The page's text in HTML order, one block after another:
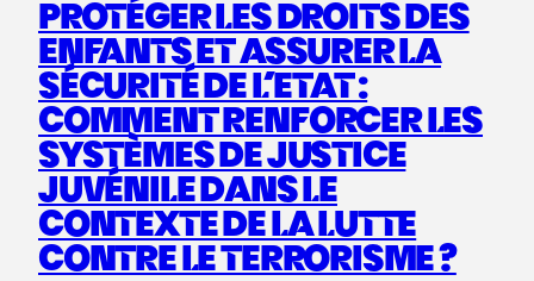
PROTÉGER LES DROITS DES
ENFANTS ET ASSURER LA
SÉCURITÉ DE L’ETAT :
COMMENT RENFORCER LES
SYSTÈMES DE JUSTICE
JUVÉNILE DANS LE
CONTEXTE DE LA LUTTE
CONTRE LE TERRORISME ?